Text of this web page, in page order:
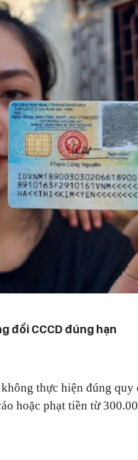
đổi CCCD đúng hạn
thực hiện đúng quy
hoặc phạt tiền từ